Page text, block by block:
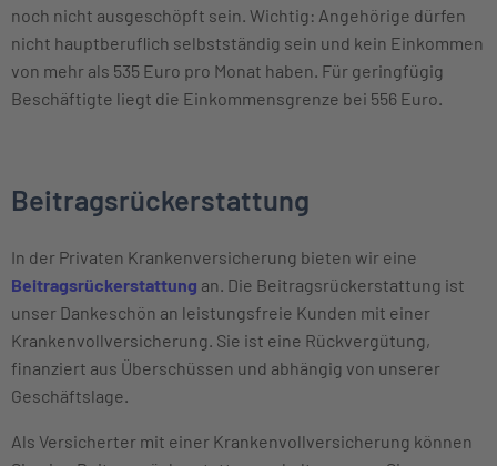
noch nicht ausgeschöpft sein. Wichtig: Angehörige dürfen
nicht hauptberuflich selbstständig sein und kein Einkommen
von mehr als 535 Euro pro Monat haben. Für geringfügig
Beschäftigte liegt die Einkommensgrenze bei 556 Euro.
Beitragsrückerstattung
In der Privaten Krankenversicherung bieten wir eine
Beitragsrückerstattung an. Die Beitragsrückerstattung ist
unser Dankeschön an leistungsfreie Kunden mit einer
Krankenvollversicherung. Sie ist eine Rückvergütung,
finanziert aus Überschüssen und abhängig von unserer
Geschäftslage.
Als Versicherter mit einer Krankenvollversicherung können